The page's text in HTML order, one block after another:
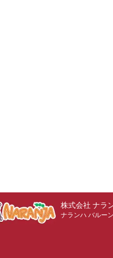
株式会社 ナラ
ナランハ バルー